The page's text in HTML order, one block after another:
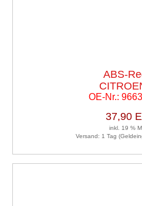
ABS-
OE-Nr.:
37,90
inkl. 19 %
Versand: 1 Tag